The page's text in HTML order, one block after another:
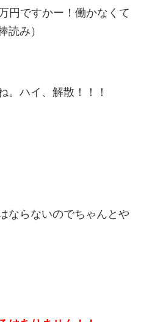
円ですかー！働かなくて
読み）
。ハイ、解散！！！
ならないのでちゃんとや